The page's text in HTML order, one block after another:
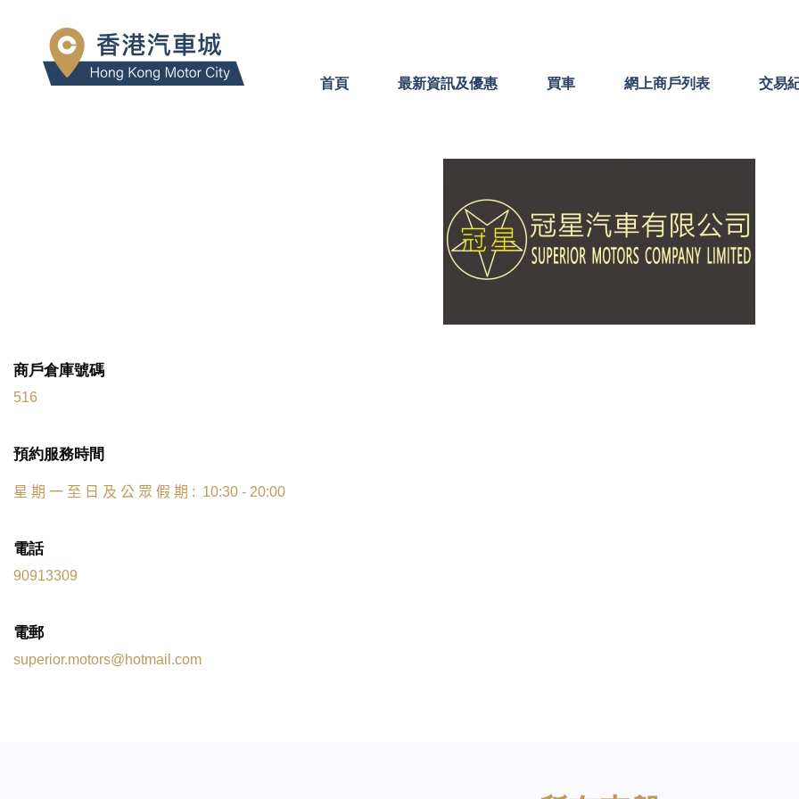
首頁 最新資訊及優惠 買車 網上商戶列表 交易
商戶倉庫號碼
516
預約服務時間
星 期 一 至 日 及 公 眾 假 期 : 10:30 - 20:00
電話
90913309
電郵
superior.motors@hotmail.com